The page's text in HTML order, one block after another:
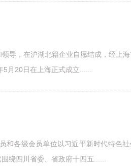
导，在沪湖北籍企业自愿结成，经上
月20日在上海正式成立......
和各级会员单位以习近平新时代特色社
绕四川省委、省政府十四五......